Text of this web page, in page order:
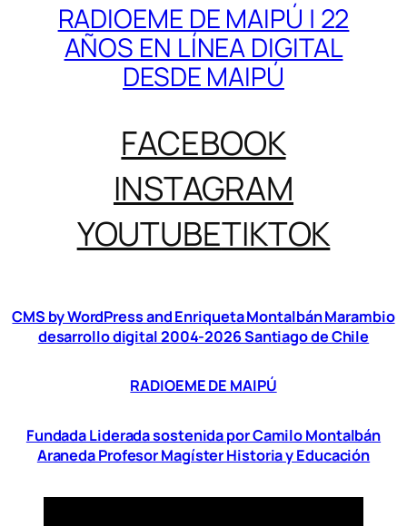
RADIOEME DE MAIPÚ | 22
AÑOS EN LÍNEA DIGITAL
DESDE MAIPÚ
FACEBOOK
INSTAGRAM
YOUTUBETIKTOK
CMS by WordPress and Enriqueta Montalbán Marambio
desarrollo digital 2004-2026 Santiago de Chile
RADIOEME DE MAIPÚ
Fundada Liderada sostenida por Camilo Montalbán
Araneda Profesor Magíster Historia y Educación